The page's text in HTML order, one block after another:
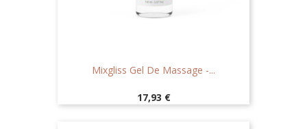
Mixgliss Gel De Massage -...
Prix
17,93 €